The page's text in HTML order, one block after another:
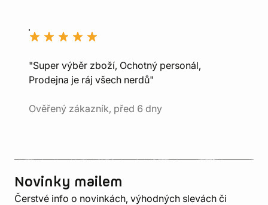
"Super výběr zboží, Ochotný personál,
Prodejna je ráj všech nerdů"
Ověřený zákazník, před 6 dny
Novinky mailem
Čerstvé info o novinkách, výhodných slevách či